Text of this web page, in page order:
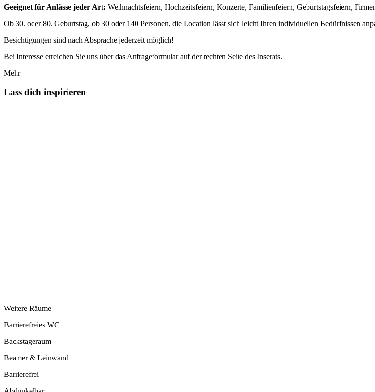
Geeignet für Anlässe jeder Art: Weihnachtsfeiern, Hochzeitsfeiern, Konzerte, Familienfeiern, Geburtstagsfeiern,
Ob 30. oder 80. Geburtstag, ob 30 oder 140 Personen, die Location lässt sich leicht Ihren individuellen Bedürfnissen
Besichtigungen sind nach Absprache jederzeit möglich!
Bei Interesse erreichen Sie uns über das Anfrageformular auf der rechten Seite des Inserats.
Mehr
Lass dich inspirieren
Weitere Räume
Barrierefreies WC
Backstageraum
Beamer & Leinwand
Barrierefrei